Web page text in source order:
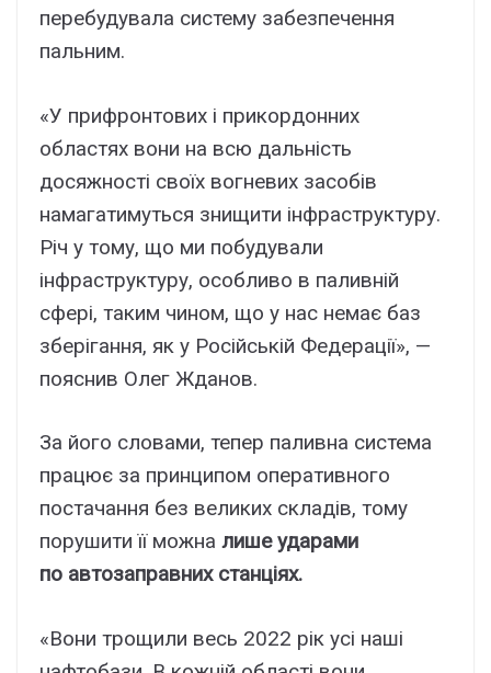
перебудувала систему забезпечення
пальним.
«У прифронтових і прикордонних
областях вони на всю дальність
досяжності своїх вогневих засобів
намагатимуться знищити інфраструктуру.
Річ у тому, що ми побудували
інфраструктуру, особливо в паливній
сфері, таким чином, що у нас немає баз
зберігання, як у Російській Федерації», —
пояснив Олег Жданов.
За його словами, тепер паливна система
працює за принципом оперативного
постачання без великих складів, тому
порушити її можна лише ударами
по автозаправних станціях.
«Вони трощили весь 2022 рік усі наші